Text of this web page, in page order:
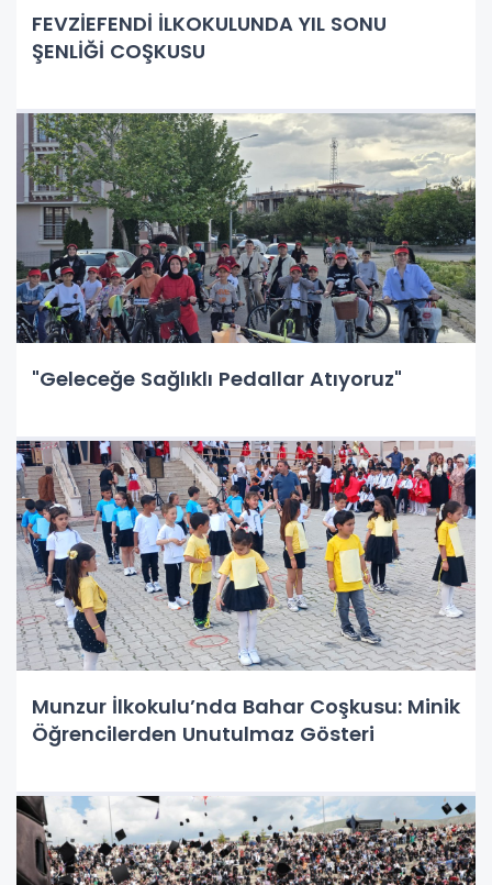
FEVZİEFENDİ İLKOKULUNDA YIL SONU
ŞENLİĞİ COŞKUSU
​"Geleceğe Sağlıklı Pedallar Atıyoruz"
Munzur İlkokulu’nda Bahar Coşkusu: Minik
Öğrencilerden Unutulmaz Gösteri